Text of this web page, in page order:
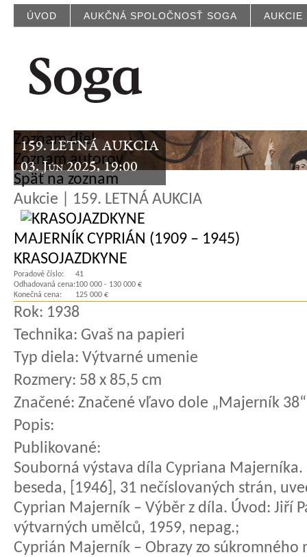
ÚVOD AUKČNÁ SPOLOČNOSŤ SOGA AUKCIE
159. LETNÁ AUKCIA
03. Jún 2025, 19:00
Zoznam diel
Zoznam autorov
Späť na zoznam
Aukcie | 159. LETNÁ AUKCIA
MAJERNÍK CYPRIÁN (1909 – 1945)
KRASOJAZDKYNE
Poradové číslo:
41
Odhadovaná cena:100 000 - 130 000 €
Konečná cena:
125 000 €
Rok: 1938
Technika: Gvaš na papieri
Typ diela: Výtvarné umenie
Rozmery: 58 x 85,5 cm
Značené: Značené vľavo dole „Majerník 38“
Popis:
Publikované:
Souborná výstava díla Cypriana
beseda, [1946], 31 nečíslovaných strán,
Cyprian Majerník – Výběr z díla. Úvod: Jiří
výtvarných umělců, 1959, nepag.;
Cyprián Majerník – Obrazy zo súkromného